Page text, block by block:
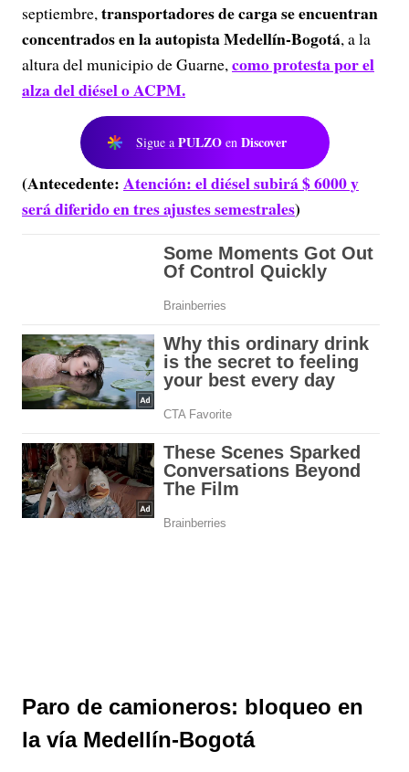
septiembre,transportadores de carga se encuentran
concentrados en la autopista Medellín-Bogotá, a la
altura del municipio de Guarne,como protesta por el
alza del diésel o ACPM.
Sigue a PULZO en Discover
(Antecedente:Atención: el diésel subirá $ 6000 y
será diferido en tres ajustes semestrales)
Paro de camioneros: bloqueo en
la vía Medellín-Bogotá